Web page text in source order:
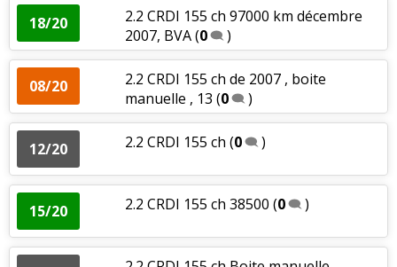
18/20
2.2 CRDI 155 ch 97000 km décembre
2007, BVA(0 )
08/20
2.2 CRDI 155 ch de 2007 , boite
manuelle , 13 (0 )
12/20 2.2 CRDI 155 ch (0 )
15/20 2.2 CRDI 155 ch 38500 (0 )